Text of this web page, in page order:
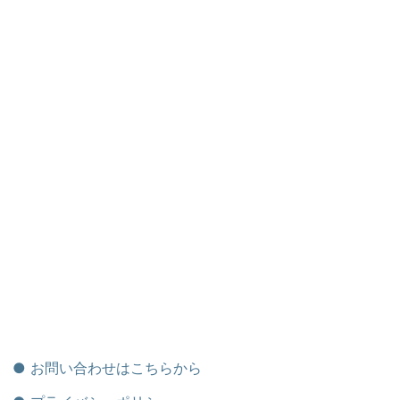
● お問い合わせはこちらから